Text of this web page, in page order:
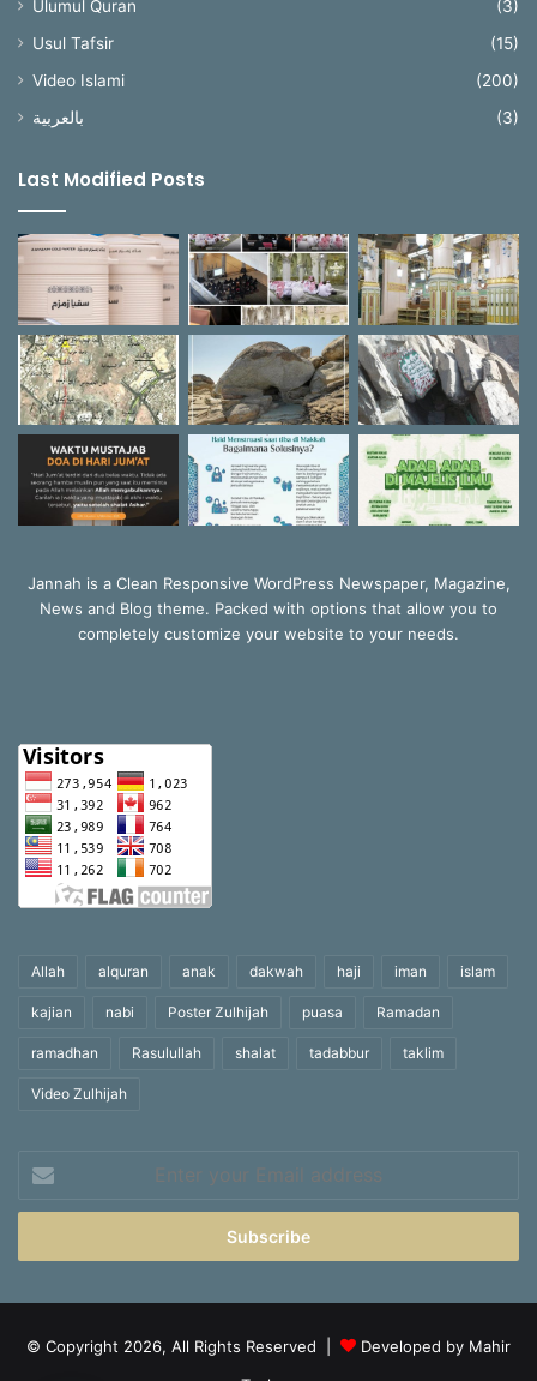
Ulumul Quran
(3)
Usul Tafsir
(15)
Video Islami
(200)
بالعربية
(3)
Last Modified Posts
Jannah is a Clean Responsive WordPress Newspaper, Magazine,
News and Blog theme. Packed with options that allow you to
completely customize your website to your needs.
Allah alquran anak dakwah haji iman islam
kajian nabi Poster Zulhijah puasa Ramadan
ramadhan Rasulullah shalat tadabbur taklim
Video Zulhijah
your
Email
© Copyright 2026, All Rights Reserved |
Developed by Mahir